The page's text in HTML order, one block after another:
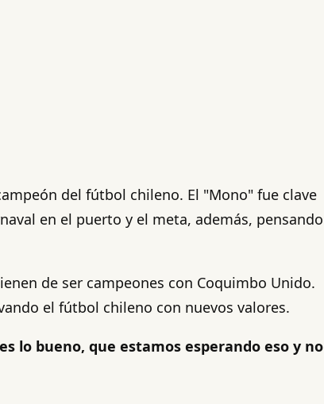
del fútbol chileno. El "Mono" fue clave
en el puerto y el meta, además, pensando
de ser campeones con Coquimbo Unido.
el fútbol chileno con nuevos valores.
lo bueno, que estamos esperando eso y no